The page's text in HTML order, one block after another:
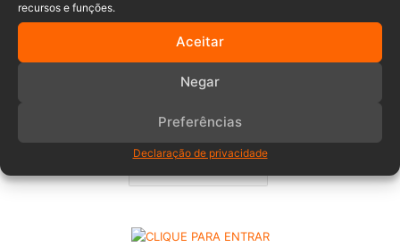
recursos e funções.
Aceitar
Negar
Preferências
Declaração de privacidade
Ação beneficente
Corporação